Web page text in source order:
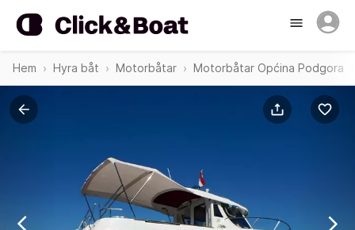
Hem Hyra båt Motorbåtar Motorbåtar Općina Podgora